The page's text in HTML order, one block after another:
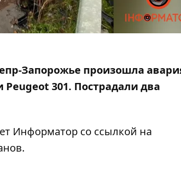
Запорожье произошла
Peugeot 301. Пострадали два
Информатор со ссылкой на